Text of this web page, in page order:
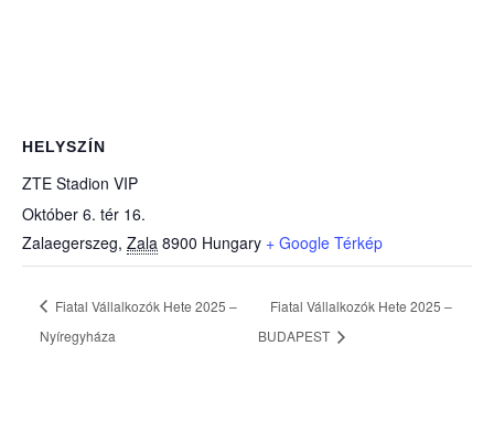
HELYSZÍN
ZTE Stadion VIP
Október 6. tér 16.
Zalaegerszeg, Zala 8900 Hungary + Google Térkép
Fiatal Vállalkozók Hete 2025 –
Nyíregyháza
Fiatal Vállalkozók Hete 2025 –
BUDAPEST